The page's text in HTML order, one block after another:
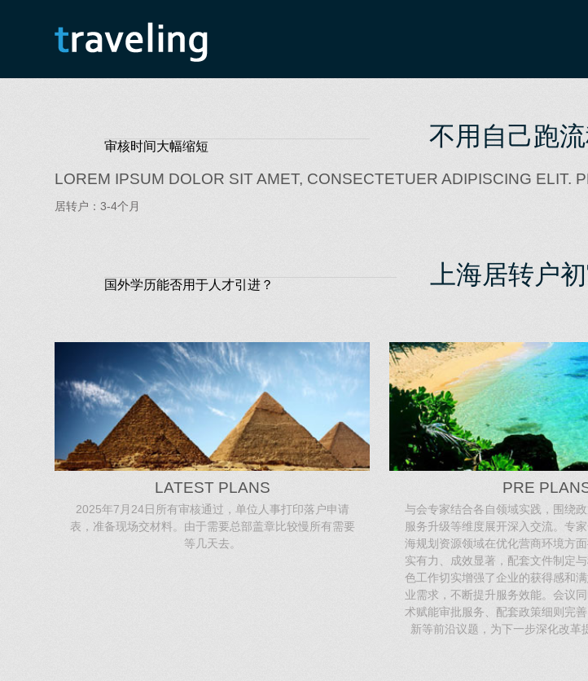
审核时间大幅缩短 不用自己跑
LOREM IPSUM DOLOR SIT AMET, CONSECTETUER ADIPISCING ELIT.
居转户：3-4个月
国外学历能否用于人才引进？ 上海居转户
LATEST PLANS
2025年7月24日所有审核通过，单位人事打印落户申请
表，准备现场交材料。由于需要总部盖章比较慢所有需要
等几天去。
PRE
与会专家结合各自领域实践，围绕政
服务升级等维度展开深入交流。专
海规划资源领域在优化营商环境方
实有力、成效显著，配套文件制定
色工作切实增强了企业的获得感和
业需求，不断提升服务效能。会议
术赋能审批服务、配套政策细则完
新等前沿议题，为下一步深化改革